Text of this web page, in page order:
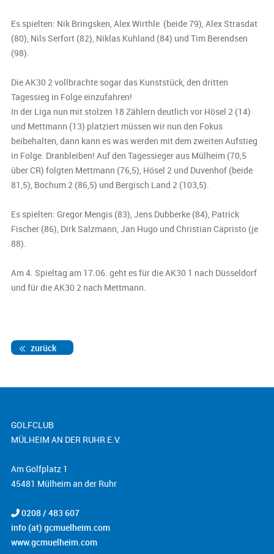
Es spielten: Nik Bringsken, Alex Wirthle (beide 79), Alex Strasdat
(80), Nils Serfort (82), Niklas Kuhland (84) und Tim Berendsen
(98).
Die AK30 2 vollbrachte sogar das Kunststück, den dritten
Tagessieg in Folge einzufahren!
In der Liga nun mit stolzen 18 Zählern deutlich vor Hösel 2 (14)
und Mettmann (13) platziert müssen wir nun den Fokus
beibehalten, dann kann es was werden mit dem zweiten Aufstieg
in Folge. Dranbleiben! Auf den Tagessieger aus Mülheim (70,5
über CR) folgten Mettmann (76,5), Hösel 2 und Duvenhof (beide
81,5), Bochum 2 (86,5) und Bergisch Land 2 (103,5).
Es spielten: Gregor Mengis (83), Jens Dubberke (84), Patrick
Fischer (86), Dirk Salzmann, Jan Hugo und Christian Capristo (je
88).
Am 4. Spieltag am 17.06. geht es für die AK30 1 nach Düsseldorf
und für die AK30 2 nach Mettmann.
zurück
GOLFCLUB
MÜLHEIM AN DER RUHR E.V.
Am Golfplatz 1
45481 Mülheim an der Ruhr
0208 / 483 607
info (at) gcmuelheim.com
www.gcmuelheim.com